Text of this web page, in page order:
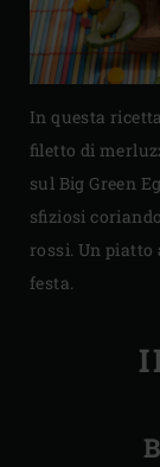
In questa
filetto di
sul Big Green
sfiziosi
rossi. Un piatto
festa.